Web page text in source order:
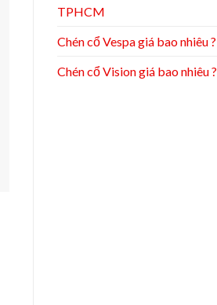
TPHCM
Chén cổ Vespa giá bao nhiêu ?
Chén cổ Vision giá bao nhiêu ?